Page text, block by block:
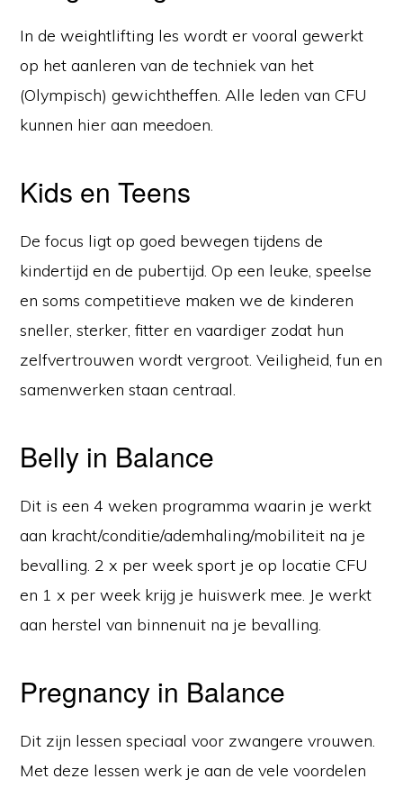
In de weightlifting les wordt er vooral gewerkt
op het aanleren van de techniek van het
(Olympisch) gewichtheffen. Alle leden van CFU
kunnen hier aan meedoen.
Kids en Teens
De focus ligt op goed bewegen tijdens de
kindertijd en de pubertijd. Op een leuke, speelse
en soms competitieve maken we de kinderen
sneller, sterker, fitter en vaardiger zodat hun
zelfvertrouwen wordt vergroot. Veiligheid, fun en
samenwerken staan centraal.
Belly in Balance
Dit is een 4 weken programma waarin je werkt
aan kracht/conditie/ademhaling/mobiliteit na je
bevalling. 2 x per week sport je op locatie CFU
en 1 x per week krijg je huiswerk mee. Je werkt
aan herstel van binnenuit na je bevalling.
Pregnancy in Balance
Dit zijn lessen speciaal voor zwangere vrouwen.
Met deze lessen werk je aan de vele voordelen